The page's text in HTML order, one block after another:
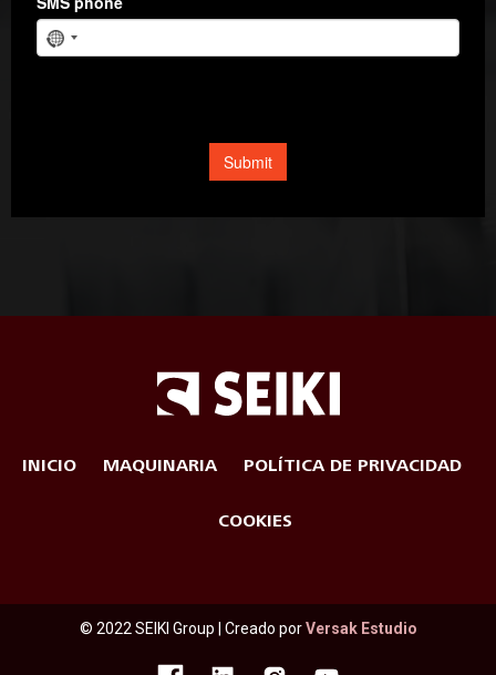
INICIO MAQUINARIA POLÍTICA DE PRIVACIDAD
COOKIES
© 2022 SEIKI Group | Creado porVersak Estudio